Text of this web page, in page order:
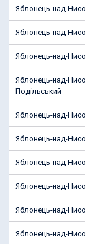
Яблонець-над-
Яблонець-над-
Яблонець-над-
Яблонець-над-
Подільський
Яблонець-над-
Яблонець-над-
Яблонець-над-
Яблонець-над-
Яблонець-над-
Яблонець-над-